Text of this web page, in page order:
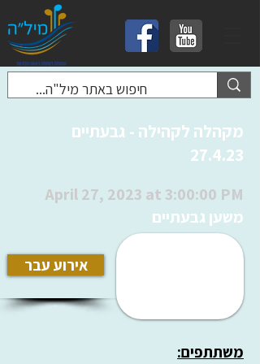
מקהלה לקהילה - גבעתיים
27.4.23
April 27, 2023 at 3:00:00 PM
משען גבעתיים
אירוע עבר
משתתפים: